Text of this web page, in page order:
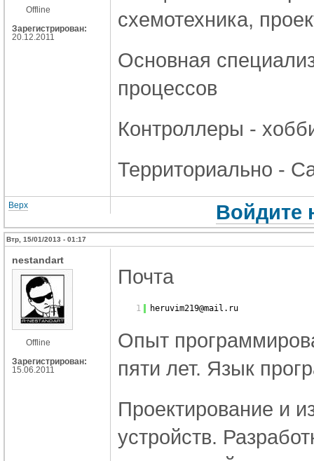
Offline
Зарегистрирован:
20.12.2011
схемотехника,
Основная
процессов
Контроллеры -
Территориально -
Верх Войдите
Втр, 15/01/2013 - 01:17
nestandart
Offline
Зарегистрирован:
15.06.2011
Почта
1 heruvim219@mail.ru
Опыт
пяти лет. Язык
Проектирование и
устройств.